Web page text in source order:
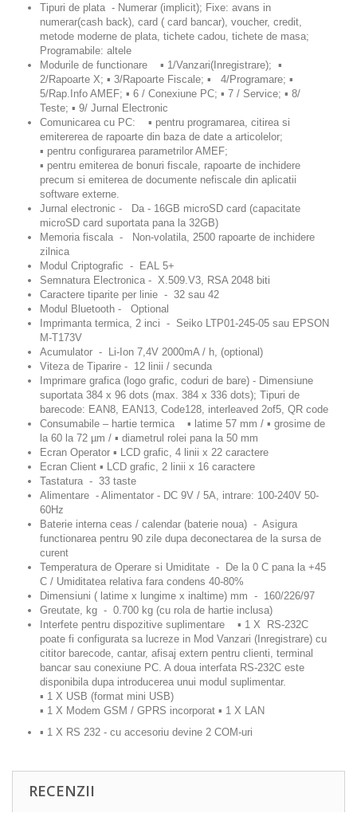
Tipuri de plata - Numerar (implicit); Fixe: avans in
numerar(cash back), card ( card bancar), voucher, credit,
metode moderne de plata, tichete cadou, tichete de masa;
Programabile: altele
Modurile de functionare ▪ 1/Vanzari(Inregistrare); ▪
2/Rapoarte X; ▪ 3/Rapoarte Fiscale; ▪ 4/Programare; ▪
5/Rap.Info AMEF; ▪ 6 / Conexiune PC; ▪ 7 / Service; ▪ 8/
Teste; ▪ 9/ Jurnal Electronic
Comunicarea cu РС:
▪ pentru programarea, citirea si
emitererea de rapoarte din baza de date a articolelor;
▪ pentru configurarea parametrilor AMEF;
▪ pentru emiterea de bonuri fiscale, rapoarte de inchidere
precum si emiterea de documente nefiscale din aplicatii
software externe.
Jurnal electronic - Da - 16GB microSD card (capacitate
microSD card suportata pana la 32GB)
Memoria fiscala - Non-volatila, 2500 rapoarte de inchidere
zilnica
Modul Criptografic - EAL 5+
Semnatura Electronica - X.509.V3, RSA 2048 biti
Caractere tiparite per linie - 32 sau 42
Modul Bluetooth -
Optional
Imprimanta termica, 2 inci - Seiko LTP01-245-05 sau EPSON
M-T173V
Acumulator - Li-Ion 7,4V 2000mA / h, (optional)
Viteza de Tiparire - 12 linii / secunda
Imprimare grafica (logo grafic, coduri de bare) - Dimensiune
suportata 384 х 96 dots (max. 384 x 336 dots); Tipuri de
barecode: EAN8, EAN13, Code128, interleaved 2of5, QR code
Consumabile – hartie termica ▪ latime 57 mm / ▪ grosime de
la 60 la 72 µm / ▪ diametrul rolei pana la 50 mm
Ecran Operator ▪ LCD grafic, 4 linii x 22 caractere
Ecran Client ▪ LCD grafic, 2 linii x 16 caractere
Tastatura - 33 taste
Alimentare - Alimentator - DC 9V / 5A, intrare: 100-240V 50-
60Hz
Baterie interna ceas / calendar (baterie noua) - Asigura
functionarea pentru 90 zile dupa deconectarea de la sursa de
curent
Temperatura de Operare si Umiditate - De la 0 C pana la +45
C / Umiditatea relativa fara condens 40-80%
Dimensiuni ( latime x lungime х inaltime) mm - 160/226/97
Greutate , kg - 0.700 kg (cu rola de hartie inclusa)
Interfete pentru dispozitive suplimentare
▪ 1 X RS-232C
poate fi configurata sa lucreze in Mod Vanzari (Inregistrare) cu
cititor barecode, cantar, afisaj extern pentru clienti, terminal
bancar sau conexiune PC. A doua interfata RS-232C este
disponibila dupa introducerea unui modul suplimentar.
▪ 1 X USB (format mini USB)
▪ 1 X Modem GSM / GPRS incorporat ▪ 1 X LAN
▪ 1 X RS 232 - cu accesoriu devine 2 COM-uri
RECENZII